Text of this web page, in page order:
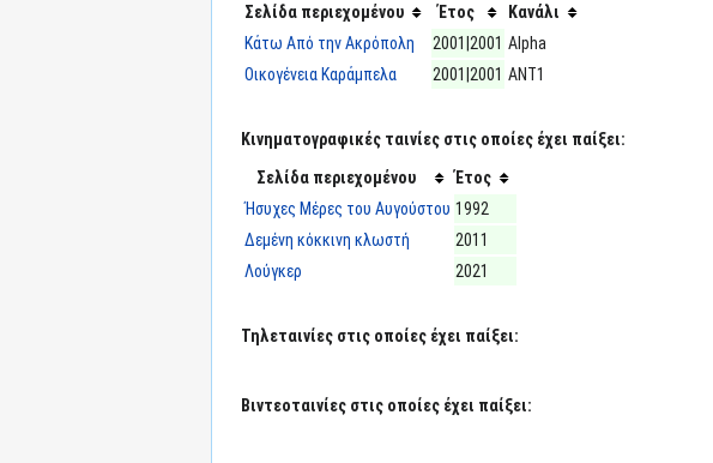
Σελίδα περιεχομένου
Έτος
Κανάλι
Κάτω Από την Ακρόπολη
2001|2001 Alpha
Οικογένεια Καράμπελα
2001|2001 ΑΝΤ1
Κινηματογραφικές ταινίες στις οποίες έχει παίξει:
Σελίδα περιεχομένου
Έτος
Ήσυχες Μέρες του Αυγούστου 1992
Δεμένη κόκκινη κλωστή
2011
Λούγκερ
2021
Τηλεταινίες στις οποίες έχει παίξει:
Βιντεοταινίες στις οποίες έχει παίξει: